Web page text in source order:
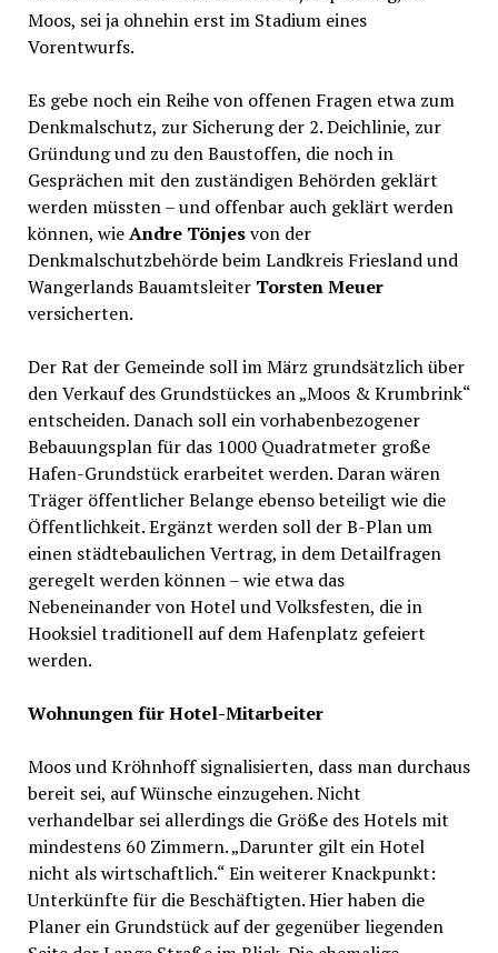
Moos, sei ja ohnehin erst im Stadium eines
Vorentwurfs.
Es gebe noch ein Reihe von offenen Fragen etwa zum
Denkmalschutz, zur Sicherung der 2. Deichlinie, zur
Gründung und zu den Baustoffen, die noch in
Gesprächen mit den zuständigen Behörden geklärt
werden müssten – und offenbar auch geklärt werden
können, wieAndre Tönjesvon der
Denkmalschutzbehörde beim Landkreis Friesland und
Wangerlands Bauamtsleiter Torsten Meuer
versicherten.
Der Rat der Gemeinde soll im März grundsätzlich über
den Verkauf des Grundstückes an „Moos & Krumbrink“
entscheiden. Danach soll ein vorhabenbezogener
Bebauungsplan für das 1000 Quadratmeter große
Hafen-Grundstück erarbeitet werden. Daran wären
Träger öffentlicher Belange ebenso beteiligt wie die
Öffentlichkeit. Ergänzt werden soll der B-Plan um
einen städtebaulichen Vertrag, in dem Detailfragen
geregelt werden können – wie etwa das
Nebeneinander von Hotel und Volksfesten, die in
Hooksiel traditionell auf dem Hafenplatz gefeiert
werden.
Wohnungen für Hotel-Mitarbeiter
Moos und Kröhnhoff signalisierten, dass man durchaus
bereit sei, auf Wünsche einzugehen. Nicht
verhandelbar sei allerdings die Größe des Hotels mit
mindestens 60 Zimmern. „Darunter gilt ein Hotel
nicht als wirtschaftlich.“ Ein weiterer Knackpunkt:
Unterkünfte für die Beschäftigten. Hier haben die
Planer ein Grundstück auf der gegenüber liegenden